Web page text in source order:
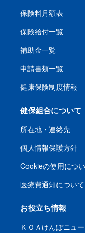
保険料月額表
保険給付一覧
補助金一覧
申請書類一覧
健康保険制度情報
健保組合について
所在地・連絡先
個人情報保護方針
Cookieの使用につ
医療費通知について
お役立ち情報
ＫＯＡけんぽニュ